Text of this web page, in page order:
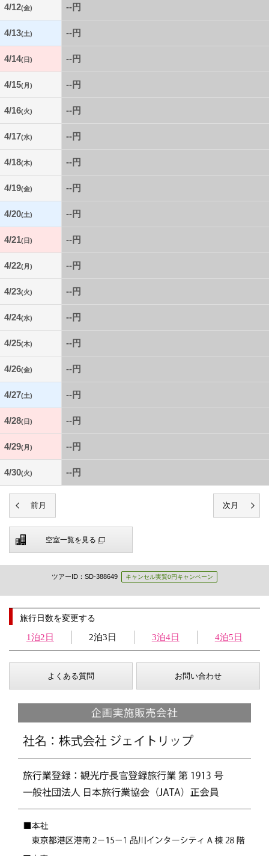
4/12(金) --円
4/13(土) --円
4/14(日) --円
4/15(月) --円
4/16(火) --円
4/17(水) --円
4/18(木) --円
4/19(金) --円
4/20(土) --円
4/21(日) --円
4/22(月) --円
4/23(火) --円
4/24(水) --円
4/25(木) --円
4/26(金) --円
4/27(土) --円
4/28(日) --円
4/29(月) --円
4/30(火) --円
空室一覧を見る
ツアーID：SD-388649 キャンセル実質0円キャンペーン
旅行日数を変更する
1泊2日 2泊3日 3泊4日 4泊5日
よくある質問 お問い合わせ